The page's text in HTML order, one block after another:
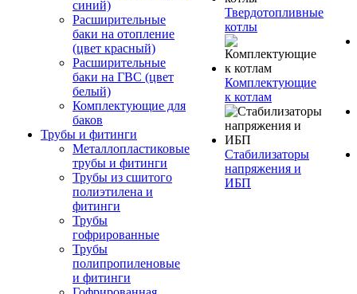
синий)
Расширительные
баки на отопление
(цвет красный)
Расширительные
баки на ГВС (цвет
белый)
Комплектующие для
баков
Трубы и фитинги
Металлопластиковые
трубы и фитинги
Трубы из сшитого
полиэтилена и
фитинги
Трубы
гофрированные
Трубы
полипропиленовые
и фитинги
Твердотопливные
котлы
Комплектующие
к котлам
Стабилизаторы
напряжения и
ИБП